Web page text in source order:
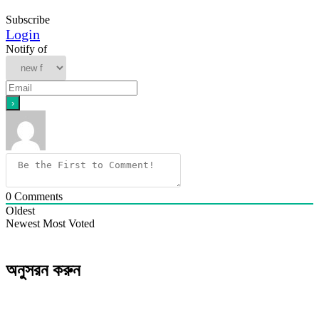
Subscribe
Login
Notify of
0 Comments
Oldest
Newest Most Voted
অনুসরন করুন